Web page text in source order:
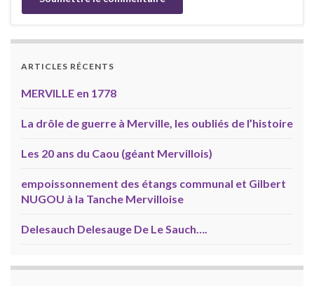
ARTICLES RÉCENTS
MERVILLE en 1778
La drôle de guerre à Merville, les oubliés de l’histoire
Les 20 ans du Caou (géant Mervillois)
empoissonnement des étangs communal et Gilbert
NUGOU à la Tanche Mervilloise
Delesauch Delesauge De Le Sauch….